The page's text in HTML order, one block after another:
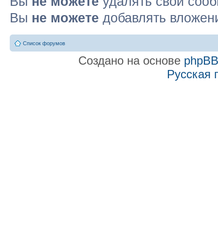
Вы не можете добавлять
Список форумов
Создано на основе phpBB
Русская